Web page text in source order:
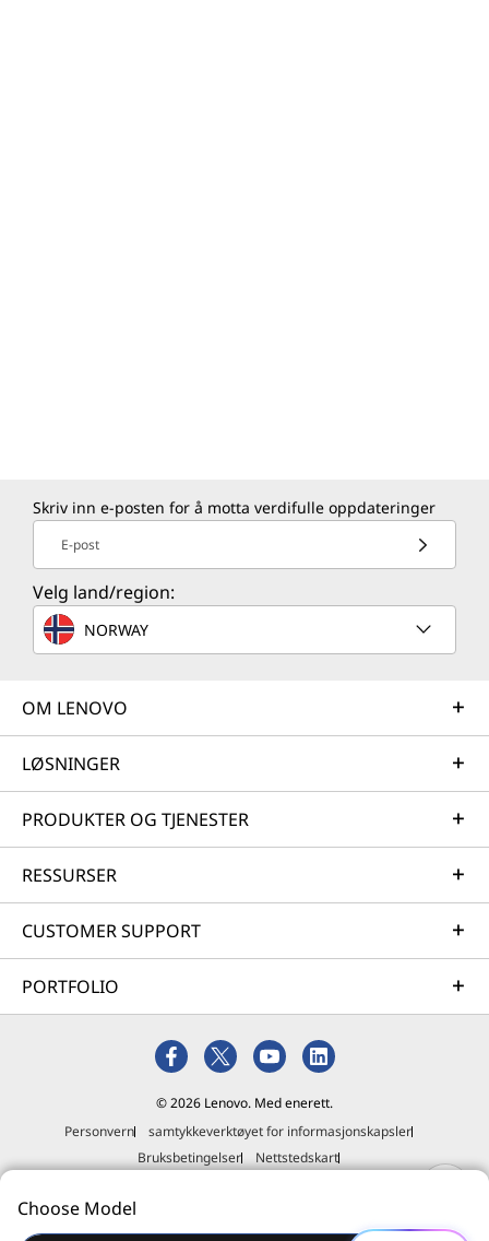
Skriv inn e-posten for å motta verdifulle oppdateringer
E-post
Velg land/region:
NORWAY
OM LENOVO
LØSNINGER
PRODUKTER OG TJENESTER
RESSURSER
CUSTOMER SUPPORT
PORTFOLIO
© 2026 Lenovo. Med enerett.
Personvern
samtykkeverktøyet for informasjonskapsler
Bruksbetingelser
Nettstedskart
Erklæring mot slaveri og menneskehandel
Choose Model